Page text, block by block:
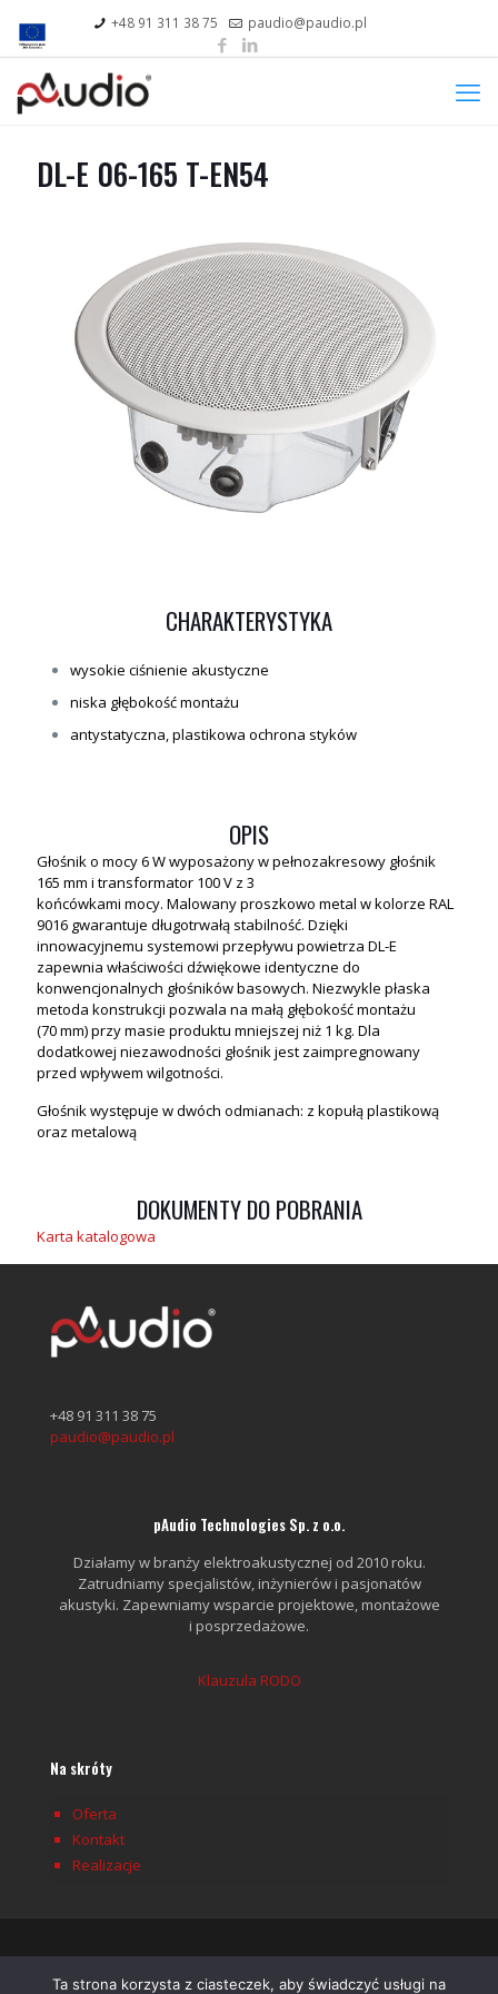
+48 91 311 38 75 paudio@paudio.pl
DL-E 06-165 T-EN54
CHARAKTERYSTYKA
wysokie ciśnienie akustyczne
niska głębokość montażu
antystatyczna, plastikowa ochrona styków
OPIS
Głośnik o mocy 6 W wyposażony w pełnozakresowy głośnik
165 mm i transformator 100 V z 3
końcówkami mocy. Malowany proszkowo metal w kolorze RAL
9016 gwarantuje długotrwałą stabilność. Dzięki
innowacyjnemu systemowi przepływu powietrza DL-E
zapewnia właściwości dźwiękowe identyczne do
konwencjonalnych głośników basowych. Niezwykle płaska
metoda konstrukcji pozwala na małą głębokość montażu
(70 mm) przy masie produktu mniejszej niż 1 kg. Dla
dodatkowej niezawodności głośnik jest zaimpregnowany
przed wpływem wilgotności.
Głośnik występuje w dwóch odmianach: z kopułą plastikową
oraz metalową
DOKUMENTY DO POBRANIA
Karta katalogowa
+48 91 311 38 75
paudio@paudio.pl
pAudio Technologies Sp. z o.o.
Działamy w branży elektroakustycznej od 2010 roku.
Zatrudniamy specjalistów, inżynierów i pasjonatów
akustyki. Zapewniamy wsparcie projektowe, montażowe
i posprzedażowe.
Klauzula RODO
Na skróty
Oferta
Kontakt
Realizacje
pAudio © 2026 - All Rights Reserved
Ta strona korzysta z ciasteczek, aby świadczyć usługi na